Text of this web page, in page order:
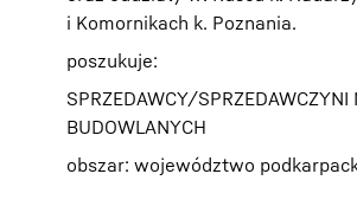
i Komornikach k. Poznania.
poszukuje:
SPRZEDAWCY/SPRZEDAWCZYNI
BUDOWLANYCH
obszar: województwo